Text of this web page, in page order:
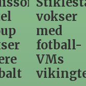
direktør
til
nytt